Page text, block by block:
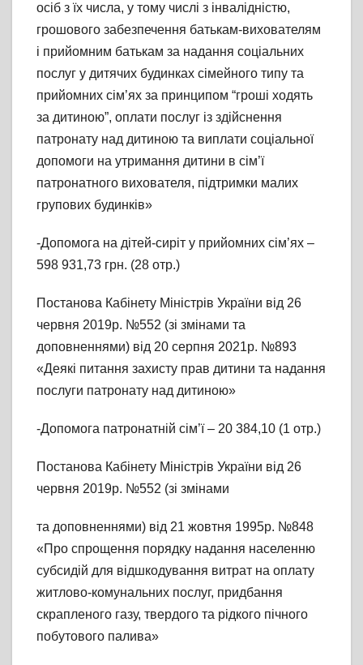
осіб з їх числа, у тому числі з інвалідністю,
грошового забезпечення батькам-вихователям
і прийомним батькам за надання соціальних
послуг у дитячих будинках сімейного типу та
прийомних сім’ях за принципом “гроші ходять
за дитиною”, оплати послуг із здійснення
патронату над дитиною та виплати соціальної
допомоги на утримання дитини в сім’ї
патронатного вихователя, підтримки малих
групових будинків»
-Допомога на дітей-сиріт у прийомних сім’ях –
598 931,73 грн. (28 отр.)
Постанова Кабінету Міністрів України від 26
червня 2019р. №552 (зі змінами та
доповненнями) від 20 серпня 2021р. №893
«Деякі питання захисту прав дитини та надання
послуги патронату над дитиною»
-Допомога патронатній сім’ї – 20 384,10 (1 отр.)
Постанова Кабінету Міністрів України від 26
червня 2019р. №552 (зі змінами
та доповненнями) від 21 жовтня 1995р. №848
«Про спрощення порядку надання населенню
субсидій для відшкодування витрат на оплату
житлово-комунальних послуг, придбання
скрапленого газу, твердого та рідкого пічного
побутового палива»